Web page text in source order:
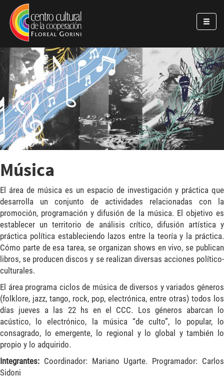
Pasar al contenido principal
Jump to main content
Música
El área de música es un espacio de investigación y práctica que
desarrolla un conjunto de actividades relacionadas con la
promoción, programación y difusión de la música. El objetivo es
establecer un territorio de análisis crítico, difusión artística y
práctica política estableciendo lazos entre la teoría y la práctica.
Cómo parte de esa tarea, se organizan shows en vivo, se publican
libros, se producen discos y se realizan diversas acciones político-
culturales.
El área programa ciclos de música de diversos y variados géneros
(folklore, jazz, tango, rock, pop, electrónica, entre otras) todos los
días jueves a las 22 hs en el CCC. Los géneros abarcan lo
acústico, lo electrónico, la música “de culto”, lo popular, lo
consagrado, lo emergente, lo regional y lo global y también lo
propio y lo adquirido.
Integrantes: Coordinador: Mariano Ugarte. Programador: Carlos
Sidoni